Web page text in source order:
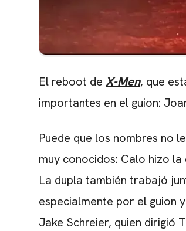
El reboot de X-Men, que
importantes en el guion:
Puede que los nombres no
muy conocidos: Calo hizo la
La dupla también trabajó
especialmente por el guion
Jake Schreier, quien dirigió